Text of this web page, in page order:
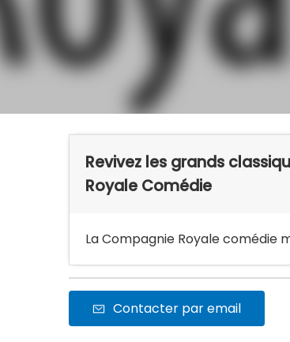
Revivez les grands
Royale Comédie
La Compagnie Royale comédie
Contacter par email